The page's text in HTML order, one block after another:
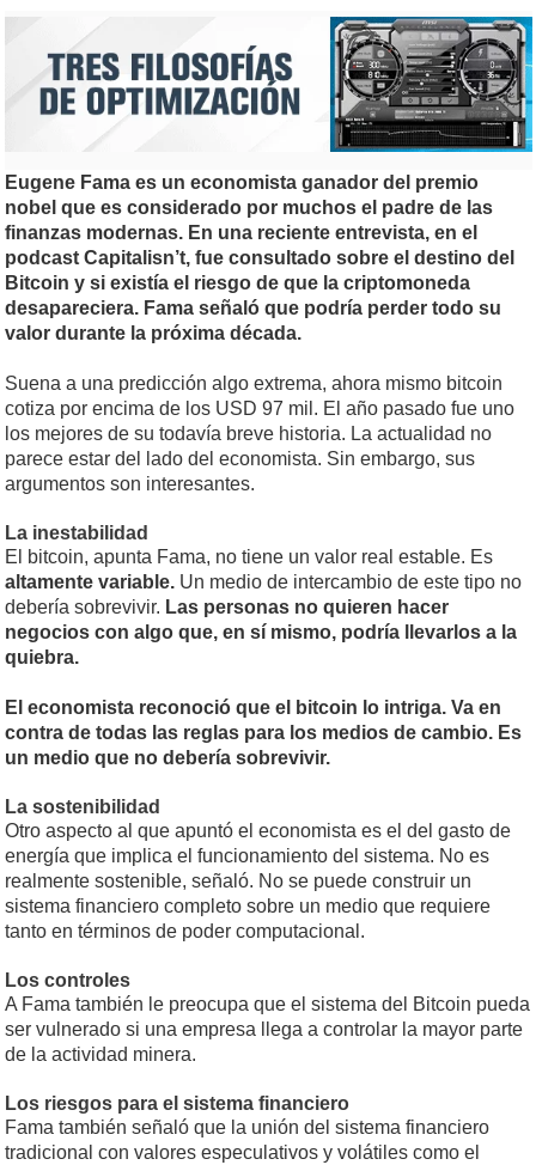
Eugene Fama es un economista ganador del premio
nobel que es considerado por muchos el padre de las
finanzas modernas. En una reciente entrevista, en el
podcast Capitalisn’t, fue consultado sobre el destino del
Bitcoin y si existía el riesgo de que la criptomoneda
desapareciera. Fama señaló que podría perder todo su
valor durante la próxima década.
Suena a una predicción algo extrema, ahora mismo bitcoin
cotiza por encima de los USD 97 mil. El año pasado fue uno
los mejores de su todavía breve historia. La actualidad no
parece estar del lado del economista. Sin embargo, sus
argumentos son interesantes.
La inestabilidad
El bitcoin, apunta Fama, no tiene un valor real estable. Es
altamente variable. Un medio de intercambio de este tipo no
debería sobrevivir. Las personas no quieren hacer
negocios con algo que, en sí mismo, podría llevarlos a la
quiebra.
El economista reconoció que el bitcoin lo intriga. Va en
contra de todas las reglas para los medios de cambio. Es
un medio que no debería sobrevivir.
La sostenibilidad
Otro aspecto al que apuntó el economista es el del gasto de
energía que implica el funcionamiento del sistema. No es
realmente sostenible, señaló. No se puede construir un
sistema financiero completo sobre un medio que requiere
tanto en términos de poder computacional.
Los controles
A Fama también le preocupa que el sistema del Bitcoin pueda
ser vulnerado si una empresa llega a controlar la mayor parte
de la actividad minera.
Los riesgos para el sistema financiero
Fama también señaló que la unión del sistema financiero
tradicional con valores especulativos y volátiles como el